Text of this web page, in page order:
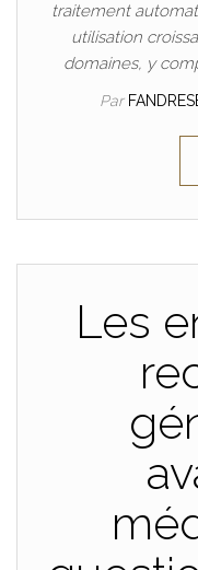
traitement
utilisation
domaines, y
Par
Les